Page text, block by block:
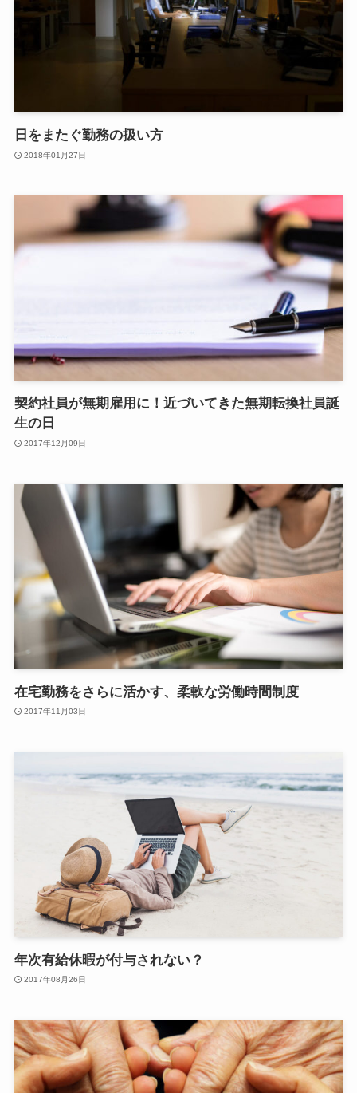
日をまたぐ勤務の扱い方
2018年01月27日
契約社員が無期雇用に！近づいてきた無期転換社員誕
生の日
2017年12月09日
在宅勤務をさらに活かす、柔軟な労働時間制度
2017年11月03日
年次有給休暇が付与されない？
2017年08月26日